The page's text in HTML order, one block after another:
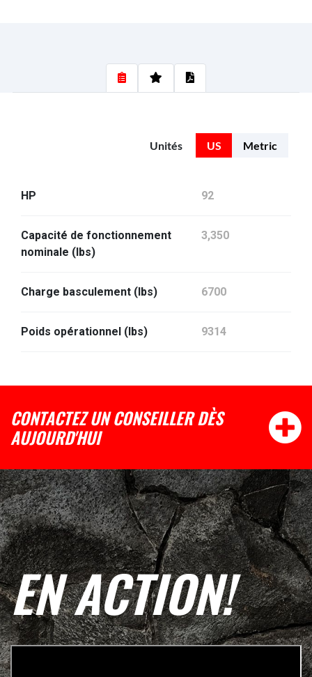
Unités US Metric
HP 92
Capacité de fonctionnement
nominale (lbs)
3,350
Charge basculement (lbs) 6700
Poids opérationnel (lbs) 9314
CONTACTEZ UN CONSEILLER DÈS
AUJOURD'HUI
EN ACTION!